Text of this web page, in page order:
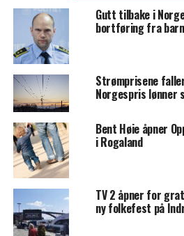
Gutt tilbake i
bortføring fra
Strømprisene
Norgespris
Bent Høie åpner
i Rogaland
TV 2 åpner for
ny folkefest på